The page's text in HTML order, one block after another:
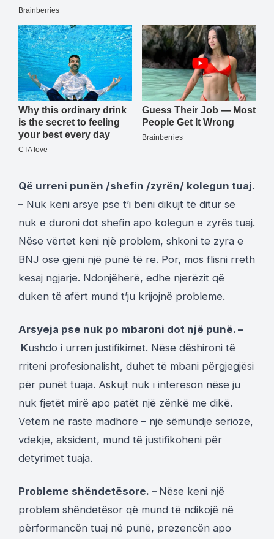
Që urreni punën /shefin /zyrën/ kolegun tuaj.
– Nuk keni arsye pse t’i bëni dikujt të ditur se
nuk e duroni dot shefin apo kolegun e zyrës tuaj.
Nëse vërtet keni një problem, shkoni te zyra e
BNJ ose gjeni një punë të re. Por, mos flisni rreth
kesaj ngjarje. Ndonjëherë, edhe njerëzit që
duken të afërt mund t’ju krijojnë probleme.
Arsyeja pse nuk po mbaroni dot një punë. –
Kushdo i urren justifikimet. Nëse dëshironi të
rriteni profesionalisht, duhet të mbani përgjegjësi
për punët tuaja. Askujt nuk i intereson nëse ju
nuk fjetët mirë apo patët një zënkë me dikë.
Vetëm në raste madhore – një sëmundje serioze,
vdekje, aksident, mund të justifikoheni për
detyrimet tuaja.
Probleme shëndetësore. – Nëse keni një
problem shëndetësor që mund të ndikojë në
përformancën tuaj në punë, prezencën apo